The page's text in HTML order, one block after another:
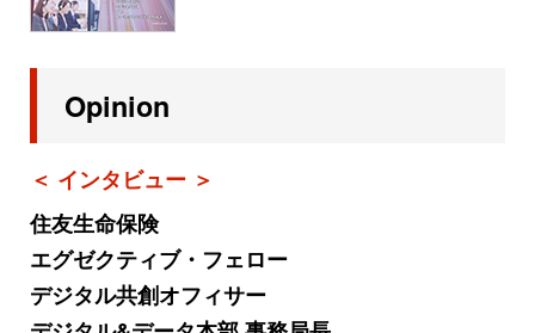
Opinion
＜ インタビュー ＞
住友生命保険
エグゼクティブ・フェロー
デジタル共創オフィサー